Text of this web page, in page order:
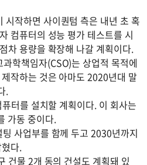
시작하면 사이퀀텀 측은 내년 초 혹
컴퓨터의 성능 평가 테스트를 시
차 용량을 확장해 나갈 계획이다.
학책임자(CSO)는 상업적 목적에
작하는 것은 아마도 2020년대 말
.
터를 설치할 계획이다. 이 회사는
가동 중이다.
사업부를 함께 두고 2030년까지
다.
건물 2개 동의 건설도 계획돼 있